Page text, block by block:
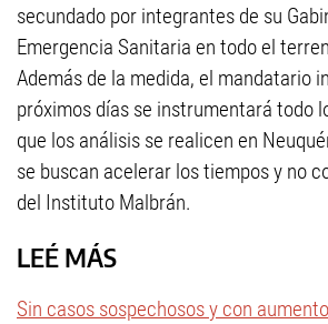
secundado por integrantes de su
Emergencia Sanitaria en todo el
Además de la medida, el mandatario
próximos días se instrumentará todo
que los análisis se realicen en
se buscan acelerar los tiempos y no
del Instituto Malbrán.
LEÉ MÁS
Sin casos sospechosos y con